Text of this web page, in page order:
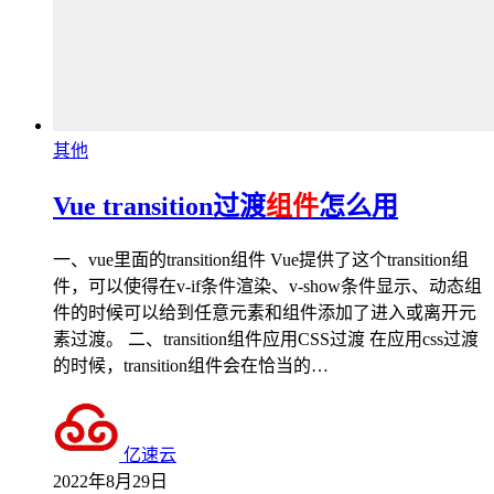
其他
Vue transition过渡组件怎么用
一、vue里面的transition组件 Vue提供了这个transition组
件，可以使得在v-if条件渲染、v-show条件显示、动态组
件的时候可以给到任意元素和组件添加了进入或离开元
素过渡。 二、transition组件应用CSS过渡 在应用css过渡
的时候，transition组件会在恰当的…
亿速云
2022年8月29日